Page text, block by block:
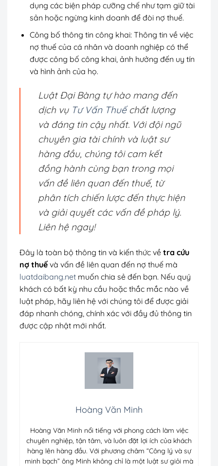
dụng các biện pháp cưỡng chế như tạm giữ tài
sản hoặc ngừng kinh doanh để đòi nợ thuế.
Công bố thông tin công khai: Thông tin về việc
nợ thuế của cá nhân và doanh nghiệp có thể
được công bố công khai, ảnh hưởng đến uy tín
và hình ảnh của họ.
Luật Đại Bàng tự hào mang đến
dịch vụ Tư Vấn Thuếchất lượng
và đáng tin cậy nhất. Với đội ngũ
chuyên gia tài chính và luật sư
hàng đầu, chúng tôi cam kết
đồng hành cùng bạn trong mọi
vấn đề liên quan đến thuế, từ
phân tích chiến lược đến thực hiện
và giải quyết các vấn đề pháp lý.
Liên hệ ngay!
Đây là toàn bộ thông tin và kiến thức về tra cứu
nợ thuế và vấn đề liên quan đến nợ thuế mà
luatdaibang.net muốn chia sẻ đến bạn. Nếu quý
khách có bất kỳ nhu cầu hoặc thắc mắc nào về
luật pháp, hãy liên hệ với chúng tôi để được giải
đáp nhanh chóng, chính xác với đầy đủ thông tin
được cập nhật mới nhất.
Hoàng Văn Minh
Hoàng Văn Minh nổi tiếng với phong cách làm việc
chuyên nghiệp, tận tâm, và luôn đặt lợi ích của khách
hàng lên hàng đầu. Với phương châm “Công lý và sự
minh bạch” ông Minh không chỉ là một luật sư giỏi mà